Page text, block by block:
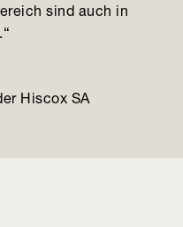
sind auch in
Hiscox SA